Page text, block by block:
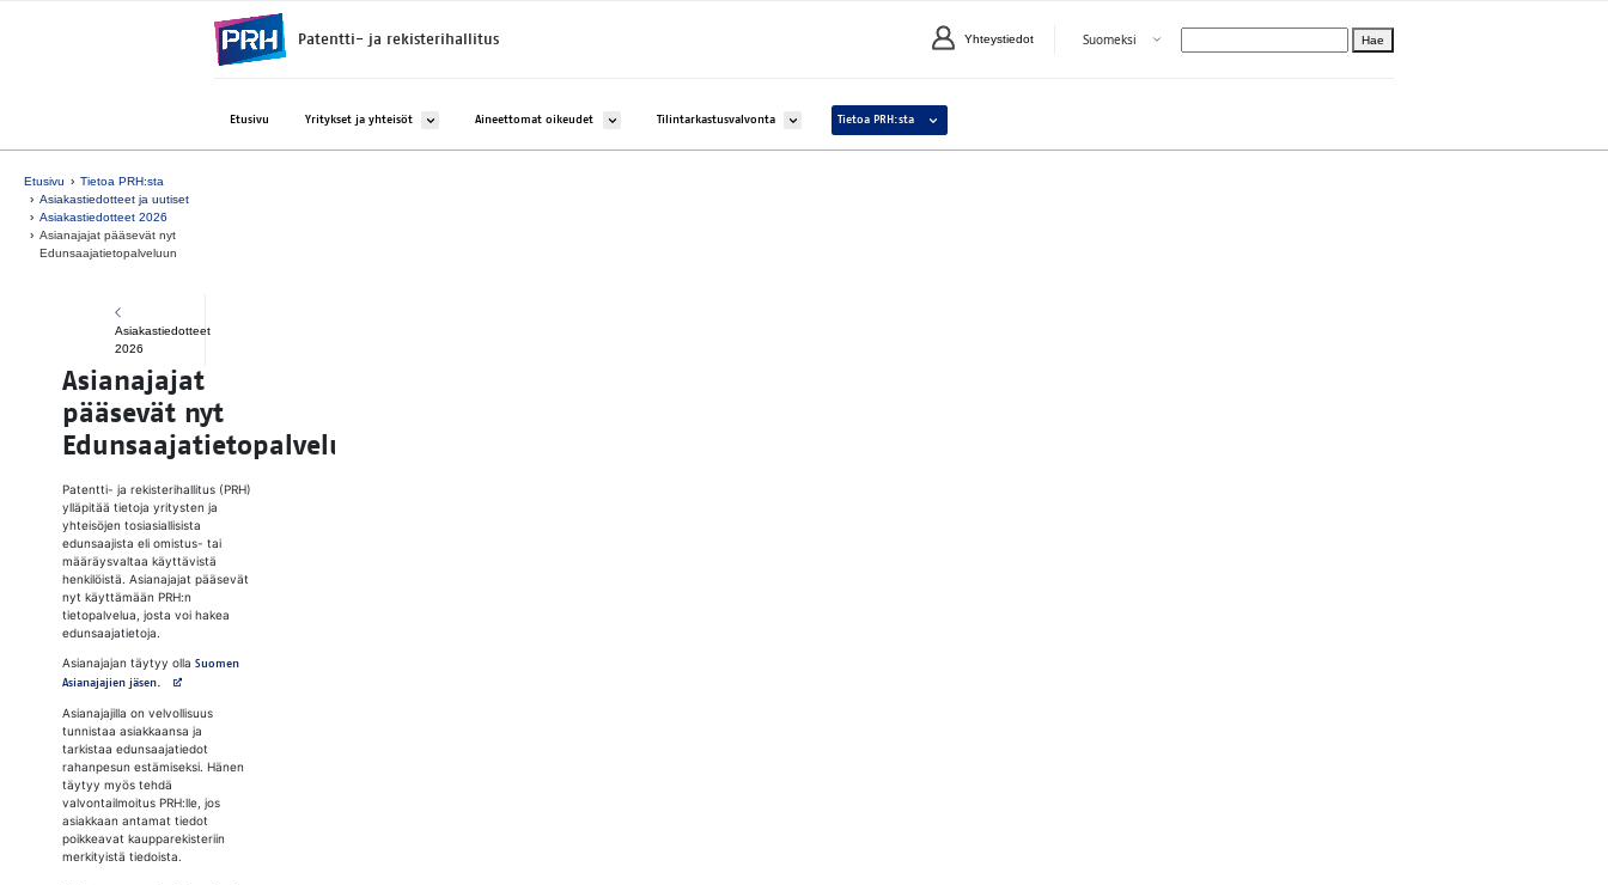
Patentti- ja rekisterihallitus Yhteystiedot Valitse kieli
Suomeksi Avaa valikko Hae
Etusivu Yritykset ja yhteisöt Avaa alavalikko kohteelle Yritykset ja yhteisöt
Aineettomat oikeudet Avaa alavalikko kohteelle Aineettomat oikeudet
Tilintarkastusvalvonta Avaa alavalikko kohteelle Tilintarkastusvalvonta
Tietoa PRH:sta Avaa alavalikko kohteelle Tietoa PRH:sta
Etusivu
Tietoa PRH:sta
Asiakastiedotteet ja uutiset
Asiakastiedotteet 2026
Asianajajat pääsevät nyt
Edunsaajatietopalveluun
Asianajajat
pääsevät nyt
Edunsaajatietopalveluun
Patentti- ja rekisterihallitus (PRH)
ylläpitää tietoja yritysten ja
yhteisöjen tosiasiallisista
edunsaajista eli omistus- tai
määräysvaltaa käyttävistä
henkilöistä. Asianajajat pääsevät
nyt käyttämään PRH:n
tietopalvelua, josta voi hakea
edunsaajatietoja.
Asianajajan täytyy olla Suomen
Asianajajien jäsen. Avautuu uuteen välilehteen
Asianajajilla on velvollisuus
tunnistaa asiakkaansa ja
tarkistaa edunsaajatiedot
rahanpesun estämiseksi. Hänen
täytyy myös tehdä
valvontailmoitus PRH:lle, jos
asiakkaan antamat tiedot
poikkeavat kaupparekisteriin
merkityistä tiedoista.
Asiakastiedotteet
2026